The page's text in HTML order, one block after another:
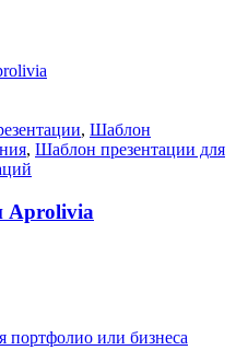
, Шаблон
, Шаблон презентации для
Aprolivia